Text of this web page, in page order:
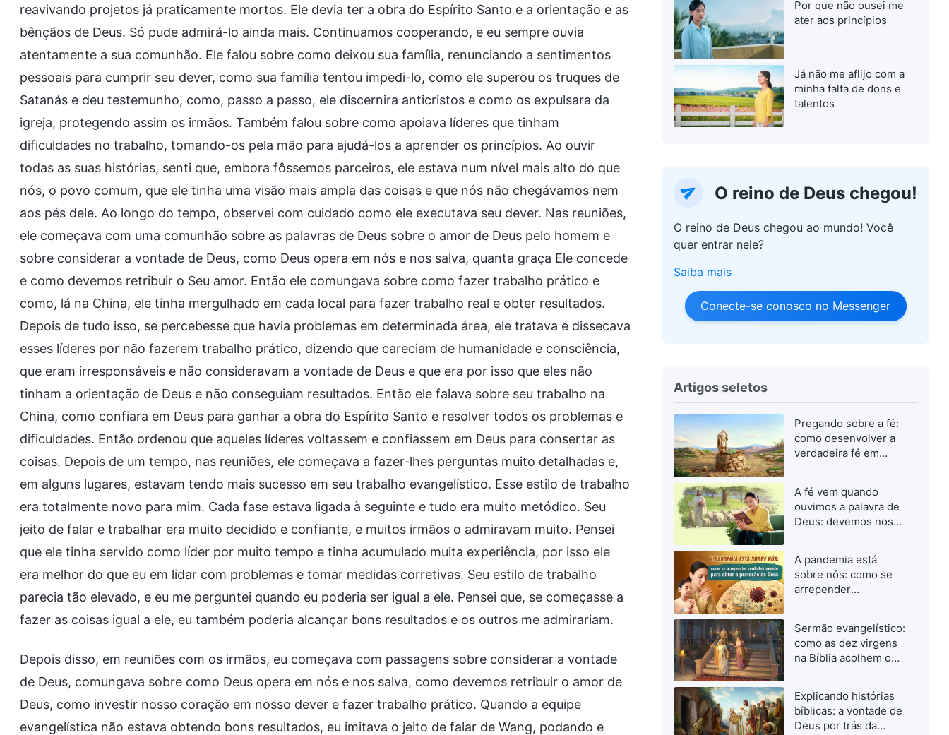
reavivando projetos já praticamente mortos. Ele devia ter a obra do Espírito Santo e a orientação e as
bênçãos de Deus. Só pude admirá-lo ainda mais. Continuamos cooperando, e eu sempre ouvia
atentamente a sua comunhão. Ele falou sobre como deixou sua família, renunciando a sentimentos
pessoais para cumprir seu dever, como sua família tentou impedi-lo, como ele superou os truques de
Satanás e deu testemunho, como, passo a passo, ele discernira anticristos e como os expulsara da
igreja, protegendo assim os irmãos. Também falou sobre como apoiava líderes que tinham
dificuldades no trabalho, tomando-os pela mão para ajudá-los a aprender os princípios. Ao ouvir
todas as suas histórias, senti que, embora fôssemos parceiros, ele estava num nível mais alto do que
nós, o povo comum, que ele tinha uma visão mais ampla das coisas e que nós não chegávamos nem
aos pés dele. Ao longo do tempo, observei com cuidado como ele executava seu dever. Nas reuniões,
ele começava com uma comunhão sobre as palavras de Deus sobre o amor de Deus pelo homem e
sobre considerar a vontade de Deus, como Deus opera em nós e nos salva, quanta graça Ele concede
e como devemos retribuir o Seu amor. Então ele comungava sobre como fazer trabalho prático e
como, lá na China, ele tinha mergulhado em cada local para fazer trabalho real e obter resultados.
Depois de tudo isso, se percebesse que havia problemas em determinada área, ele tratava e dissecava
esses líderes por não fazerem trabalho prático, dizendo que careciam de humanidade e consciência,
que eram irresponsáveis e não consideravam a vontade de Deus e que era por isso que eles não
tinham a orientação de Deus e não conseguiam resultados. Então ele falava sobre seu trabalho na
China, como confiara em Deus para ganhar a obra do Espírito Santo e resolver todos os problemas e
dificuldades. Então ordenou que aqueles líderes voltassem e confiassem em Deus para consertar as
coisas. Depois de um tempo, nas reuniões, ele começava a fazer-lhes perguntas muito detalhadas e,
em alguns lugares, estavam tendo mais sucesso em seu trabalho evangelístico. Esse estilo de trabalho
era totalmente novo para mim. Cada fase estava ligada à seguinte e tudo era muito metódico. Seu
jeito de falar e trabalhar era muito decidido e confiante, e muitos irmãos o admiravam muito. Pensei
que ele tinha servido como líder por muito tempo e tinha acumulado muita experiência, por isso ele
era melhor do que eu em lidar com problemas e tomar medidas corretivas. Seu estilo de trabalho
parecia tão elevado, e eu me perguntei quando eu poderia ser igual a ele. Pensei que, se começasse a
fazer as coisas igual a ele, eu também poderia alcançar bons resultados e os outros me admirariam.
Depois disso, em reuniões com os irmãos, eu começava com passagens sobre considerar a vontade
de Deus, comungava sobre como Deus opera em nós e nos salva, como devemos retribuir o amor de
Deus, como investir nosso coração em nosso dever e fazer trabalho prático. Quando a equipe
evangelística não estava obtendo bons resultados, eu imitava o jeito de falar de Wang, podando e
Por que não ousei me
ater aos princípios
Já não me aflijo com a
minha falta de dons e
talentos
O reino de Deus chegou!
O reino de Deus chegou ao mundo! Você
quer entrar nele?
Saiba mais
Conecte-se conosco no Messenger
Artigos seletos
Pregando sobre a fé:
como desenvolver a
verdadeira fé em
A fé vem quando
ouvimos a palavra de
Deus: devemos nos
quando investigamos
o caminho verdadeiro
A pandemia está
sobre nós: como se
arrepender
Deus
Sermão evangelístico:
como as dez virgens
na Bíblia acolhem o
Explicando histórias
bíblicas: a vontade de
Deus por trás da